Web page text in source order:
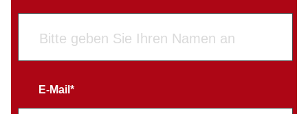
E-Mail*